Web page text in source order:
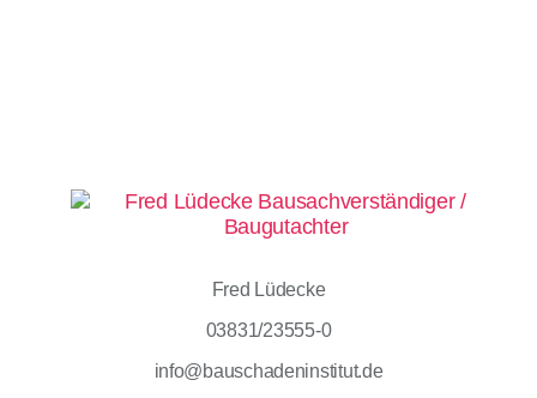
Fred Lüdecke
03831/23555-0
info@bauschadeninstitut.de